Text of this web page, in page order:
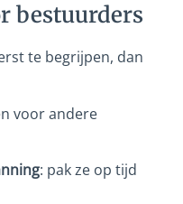
bestuurders
te begrijpen, dan
voor andere
: pak ze op tijd